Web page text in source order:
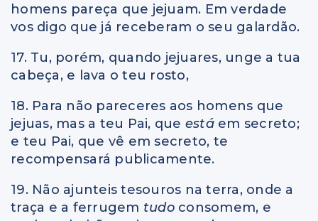
homens pareça que jejuam. Em verdade
vos digo que já receberam o seu galardão.
17. Tu, porém, quando jejuares, unge a tua
cabeça, e lava o teu rosto,
18. Para não pareceres aos homens que
jejuas, mas a teu Pai, que está em secreto;
e teu Pai, que vê em secreto, te
recompensará publicamente.
19. Não ajunteis tesouros na terra, onde a
traça e a ferrugem tudo consomem, e